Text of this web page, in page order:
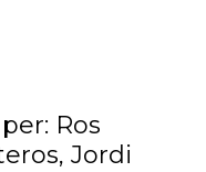
Ros
Jordi